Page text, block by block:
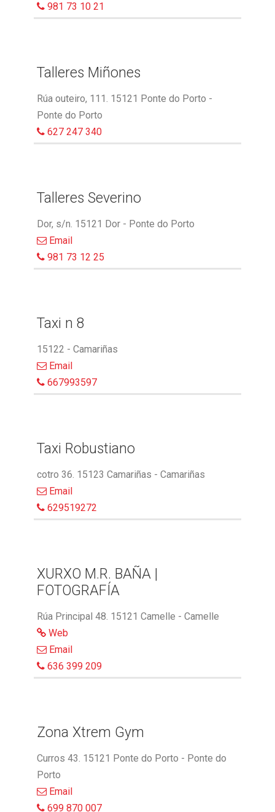
981 73 10 21
Talleres Miñones
Rúa outeiro, 111. 15121 Ponte do Porto -
Ponte do Porto
627 247 340
Talleres Severino
Dor, s/n. 15121 Dor - Ponte do Porto
Email
981 73 12 25
Taxi n 8
15122 - Camariñas
Email
667993597
Taxi Robustiano
cotro 36. 15123 Camariñas - Camariñas
Email
629519272
XURXO M.R. BAÑA |
FOTOGRAFÍA
Rúa Principal 48. 15121 Camelle - Camelle
Web
Email
636 399 209
Zona Xtrem Gym
Curros 43. 15121 Ponte do Porto - Ponte do
Porto
Email
699 870 007